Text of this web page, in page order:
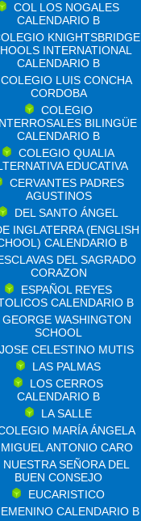
COL LOS NOGALES
CALENDARIO B
KNIGHTSBRIDGE
INTERNATIONAL
CALENDARIO B
COLEGIO LUIS CONCHA
CORDOBA
COLEGIO
BILINGÜE
CALENDARIO B
COLEGIO QUALIA
EDUCATIVA
CERVANTES PADRES
AGUSTINOS
DEL SANTO ÁNGEL
INGLATERRA (ENGLISH
CALENDARIO B
DEL SAGRADO
CORAZON
ESPAÑOL REYES
CALENDARIO B
GEORGE WASHINGTON
SCHOOL
JOSE CELESTINO MUTIS
LAS PALMAS
LOS CERROS
CALENDARIO B
LA SALLE
MARÍA ÁNGELA
MIGUEL ANTONIO CARO
NUESTRA SEÑORA DEL
BUEN CONSEJO
EUCARISTICO
CALENDARIO B